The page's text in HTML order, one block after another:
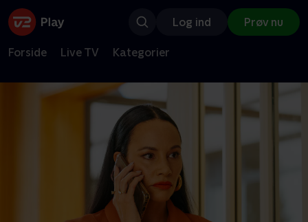
Log ind Prøv nu
Forside Live TV Kategorier